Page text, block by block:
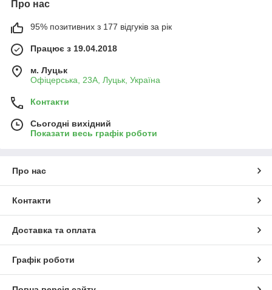
Про нас
95% позитивних з 177 відгуків за рік
Працює з 19.04.2018
м. Луцьк
Офіцерська, 23А, Луцьк, Україна
Контакти
Сьогодні вихідний
Показати весь графік роботи
Про нас
Контакти
Доставка та оплата
Графік роботи